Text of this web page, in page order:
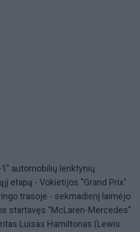
automobilių lenktynių
etapą - Vokietijos "Grand Prix"
trasoje - sekmadienį laimėjo
startavęs "McLaren-Mercedes"
Luisas Hamiltonas (Lewis